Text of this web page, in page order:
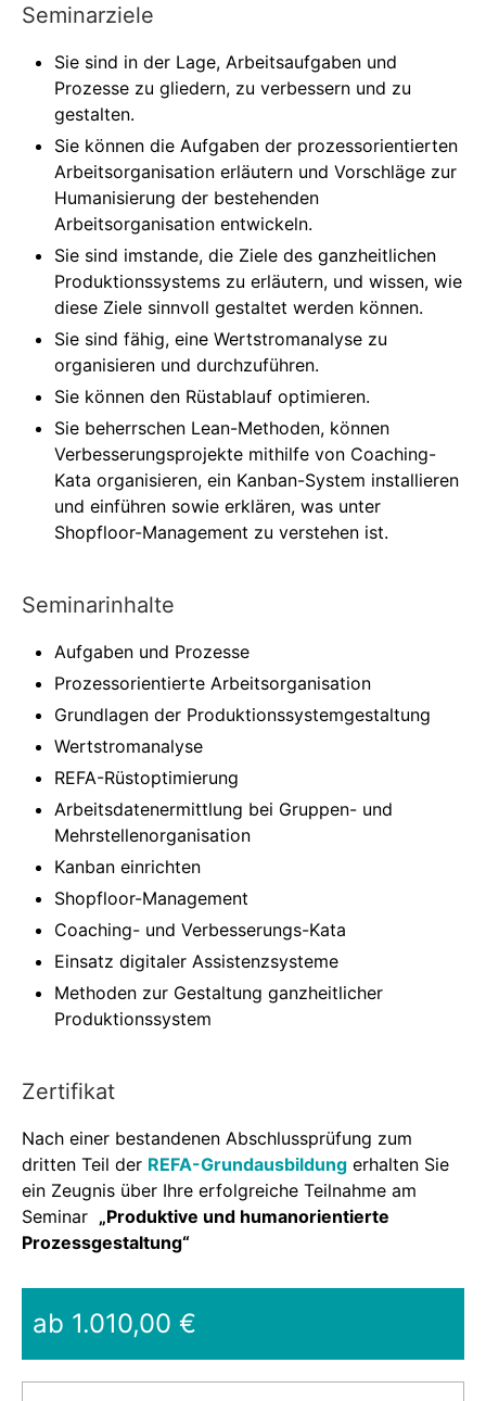
Seminarziele
Sie sind in der Lage, Arbeitsaufgaben und
Prozesse zu gliedern, zu verbessern und zu
gestalten.
Sie können die Aufgaben der prozessorientierten
Arbeitsorganisation erläutern und Vorschläge zur
Humanisierung der bestehenden
Arbeitsorganisation entwickeln.
Sie sind imstande, die Ziele des ganzheitlichen
Produktionssystems zu erläutern, und wissen, wie
diese Ziele sinnvoll gestaltet werden können.
Sie sind fähig, eine Wertstromanalyse zu
organisieren und durchzuführen.
Sie können den Rüstablauf optimieren.
Sie beherrschen Lean-Methoden, können
Verbesserungsprojekte mithilfe von Coaching-
Kata organisieren, ein Kanban-System installieren
und einführen sowie erklären, was unter
Shopfloor-Management zu verstehen ist.
Seminarinhalte
Aufgaben und Prozesse
Prozessorientierte Arbeitsorganisation
Grundlagen der Produktionssystemgestaltung
Wertstromanalyse
REFA-Rüstoptimierung
Arbeitsdatenermittlung bei Gruppen- und
Mehrstellenorganisation
Kanban einrichten
Shopfloor-Management
Coaching- und Verbesserungs-Kata
Einsatz digitaler Assistenzsysteme
Methoden zur Gestaltung ganzheitlicher
Produktionssystem
Zertifikat
Nach einer bestandenen Abschlussprüfung zum
dritten Teil der REFA-Grundausbildung erhalten Sie
ein Zeugnis über Ihre erfolgreiche Teilnahme am
Seminar „Produktive und humanorientierte
Prozessgestaltung“
ab 1.010,00 €